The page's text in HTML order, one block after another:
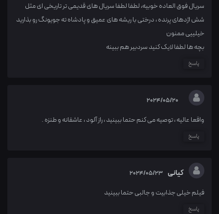
سریال فوق العاده خوبیه، لطفا لطفا سریال های قدیمی تر تاریخی ای مثل
شش اژدهای پرنده ، درختی با ریشه های عمیق و پادشاه ته جویونگ رو بذارید
خیلییی ممنون
بچه ها لطفا لایک کنید سردبیر هم ببینه
پاسخ
2024/05/20
واقعا عالیه ، توصیه می کنم حتما ببینید ، راز آلود ، عاشقانه و طنزه .
پاسخ
کیانی 2024/05/23
فیلم خیلی جذابیت و جالبی حتما ببینید
پاسخ